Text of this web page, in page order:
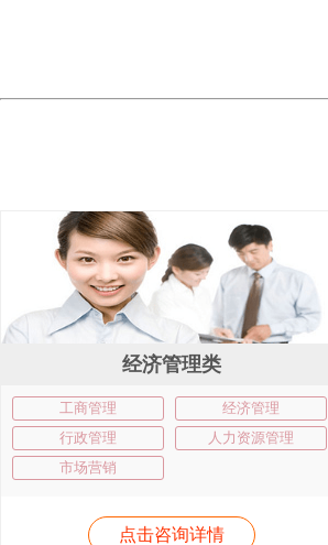
经济管理类
工商管理
经济管理
行政管理
人力资源管理
市场营销
点击咨询详情